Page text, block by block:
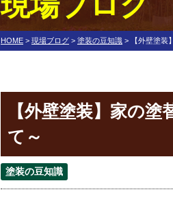
HOME > 現場ブログ > 塗装の豆知識 > 【外壁塗
【外壁塗装】家の
て～
塗装の豆知識